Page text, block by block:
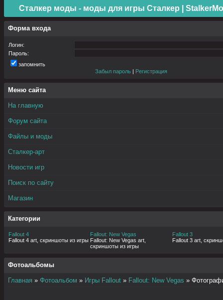
Сталкер моды - моды для игры Сталкер |
Форма входа
Логин:
Пароль:
запомнить
Забыл пароль | Регистрация
Меню сайта
На главную
Форум сайта
Файлы и моды
Сталкер-арт
Новости игр
Поиск по сайту
Магазин
Категории
Fallout 4
Fallout 4 art, скриншоты из игры
Fallout: New Vegas
Fallout: New Vegas art,
скриншоты из игры
Fallout 3
Fallout 3 art,
Фотоальбомы
Главная » Фотоальбом » Игры Fallout » Fallout: New Vegas »